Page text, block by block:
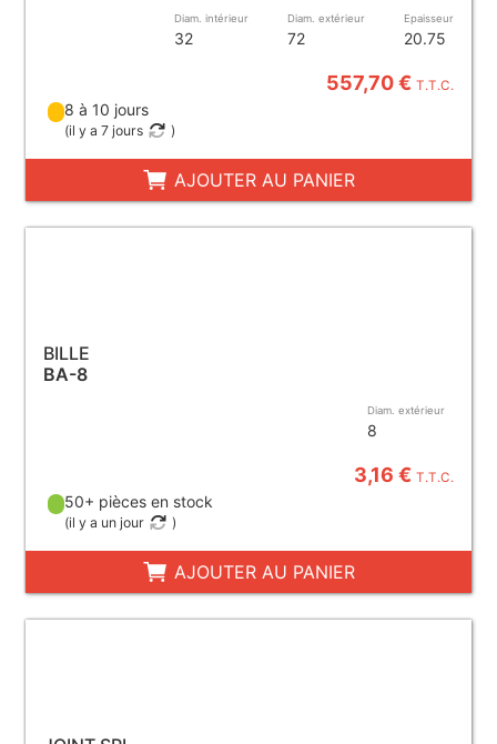
Diam. intérieur
32
Diam. extérieur
72
Epaisseur
20.75
557,70 €T.T.C.
8 à 10 jours
(il y a 7 jours )
AJOUTER AU PANIER
BILLE
BA-8
Diam. extérieur
8
3,16 €T.T.C.
50+ pièces en stock
(il y a un jour )
AJOUTER AU PANIER